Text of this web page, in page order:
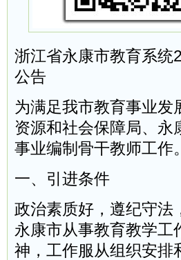
浙江省永康市教育系统
公告
为满足我市教育事业发
资源和社会保障局、永
事业编制骨干教师工作。
一、引进条件
政治素质好，遵纪守法
永康市从事教育教学工
神，工作服从组织安排